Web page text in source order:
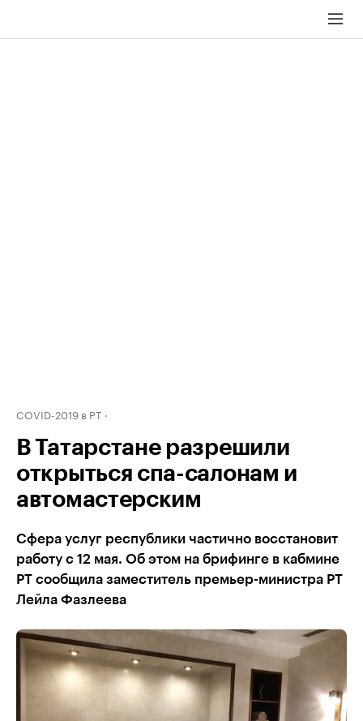
COVID-2019 в РТ
В Татарстане разрешили
открыться спа-салонам и
автомастерским
Сфера услуг республики частично восстановит
работу с 12 мая. Об этом на брифинге в кабмине
РТ сообщила заместитель премьер-министра РТ
Лейла Фазлеева